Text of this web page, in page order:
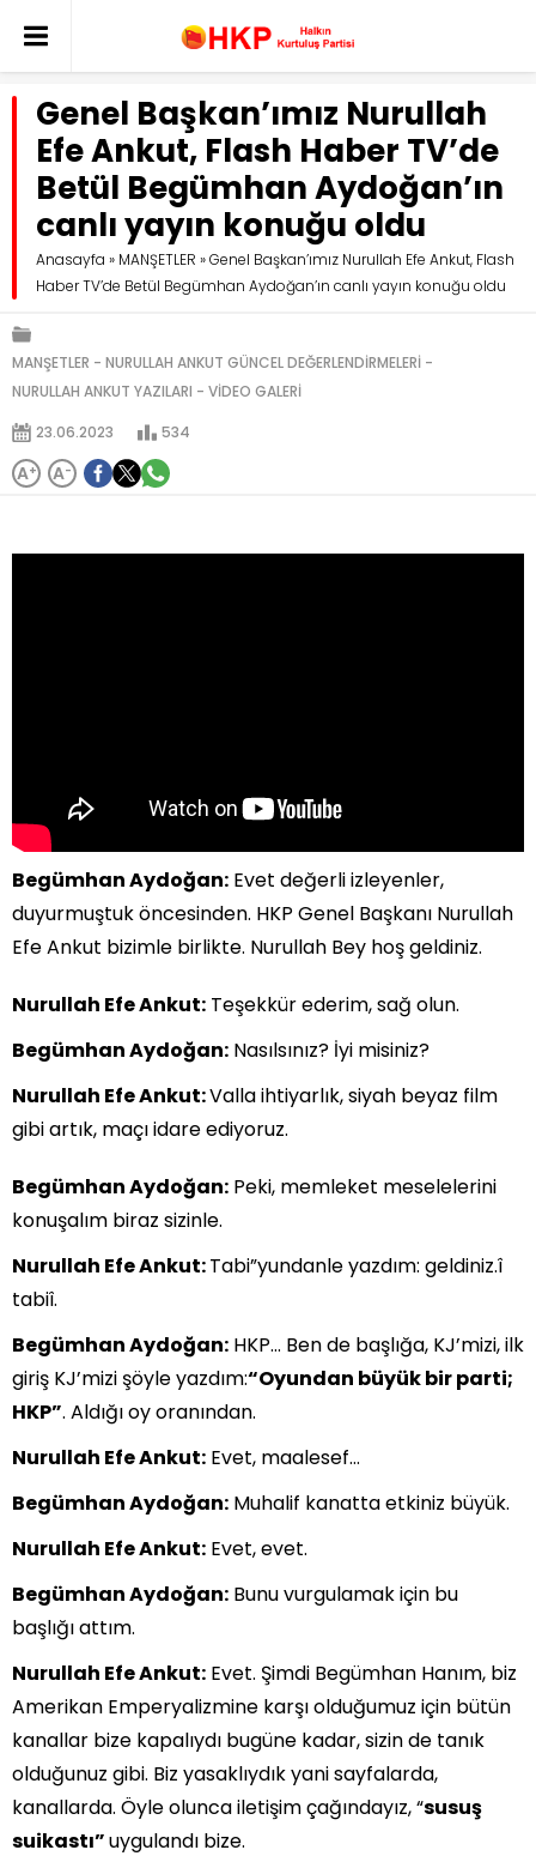
Genel Başkan’ımız Nurullah
Efe Ankut, Flash Haber TV’de
Betül Begümhan Aydoğan’ın
canlı yayın konuğu oldu
Anasayfa » MANŞETLER »Genel Başkan’ımız Nurullah Efe Ankut, Flash
Haber TV’de Betül Begümhan Aydoğan’ın canlı yayın konuğu oldu
MANŞETLER
NURULLAH ANKUT GÜNCEL DEĞERLENDİRMELERİ
NURULLAH ANKUT YAZILARI
VİDEO GALERİ
23.06.2023
534
A+ A-
Begümhan Aydoğan: Evet değerli izleyenler,
duyurmuştuk öncesinden. HKP Genel Başkanı Nurullah
Efe Ankut bizimle birlikte. Nurullah Bey hoş geldiniz.
Nurullah Efe Ankut: Teşekkür ederim, sağ olun.
Begümhan Aydoğan: Nasılsınız? İyi misiniz?
Nurullah Efe Ankut:Valla ihtiyarlık, siyah beyaz film
gibi artık, maçı idare ediyoruz.
Begümhan Aydoğan: Peki, memleket meselelerini
konuşalım biraz sizinle.
Nurullah Efe Ankut:Tabi”yundanle yazdım: geldiniz.î
tabiî.
Begümhan Aydoğan: HKP… Ben de başlığa, KJ’mizi, ilk
giriş KJ’mizi şöyle yazdım:“Oyundan büyük bir parti;
HKP”. Aldığı oy oranından.
Nurullah Efe Ankut: Evet, maalesef…
Begümhan Aydoğan: Muhalif kanatta etkiniz büyük.
Nurullah Efe Ankut: Evet, evet.
Begümhan Aydoğan: Bunu vurgulamak için bu
başlığı attım.
Nurullah Efe Ankut: Evet. Şimdi Begümhan Hanım, biz
Amerikan Emperyalizmine karşı olduğumuz için bütün
kanallar bize kapalıydı bugüne kadar, sizin de tanık
olduğunuz gibi. Biz yasaklıydık yani sayfalarda,
kanallarda. Öyle olunca iletişim çağındayız, “susuş
suikastı”uygulandı bize.